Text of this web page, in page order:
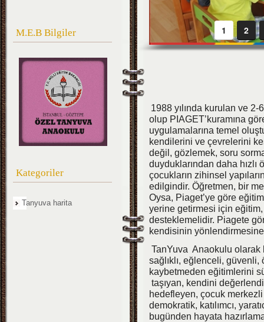
M.Kemal ATATÜRK
M.E.B Bilgiler
Kategoriler
Tanyuva harita
1 2
1988 yılında kurulan ve
olup PIAGET’kuramına
uygulamalarına temel
kendilerini ve çevrelerini
değil, gözlemek, soru
duyduklarından daha
çocukların zihinsel
edilgindir. Öğretmen, bir
Oysa, Piaget’ye göre
yerine getirmesi için
desteklemelidir. Piagete
kendisinin
TanYuva Anaokulu olarak
sağlıklı, eğlenceli,
kaybetmeden eğitimlerini
taşıyan, kendini
hedefleyen, çocuk
demokratik, katılımcı,
bugünden hayata